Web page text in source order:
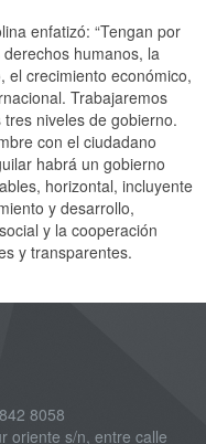
enfatizó: “Tengan por
humanos, la
el crecimiento económico,
Trabajaremos
niveles de gobierno.
con el ciudadano
habrá un gobierno
horizontal, incluyente
y desarrollo,
y la cooperación
y transparentes.
8058
oriente s/n, entre calle